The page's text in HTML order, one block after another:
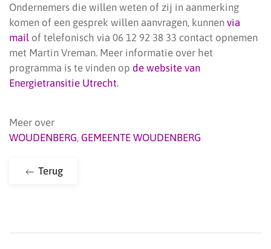
Ondernemers die willen weten of zij in aanmerking
komen of een gesprek willen aanvragen, kunnen via
mail of telefonisch via 06 12 92 38 33 contact opnemen
met Martin Vreman. Meer informatie over het
programma is te vinden op de website van
Energietransitie Utrecht.
Meer over
WOUDENBERG, GEMEENTE WOUDENBERG
Terug